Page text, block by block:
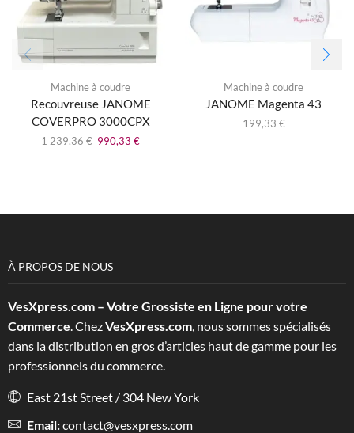
Machine à coudre
Recouvreuse JANOME
COVERPRO 3000CPX
1 239,36€ 990,33 €
Machine à coudre
JANOME Magenta 43
199,33 €
À PROPOS DE NOUS
VesXpress.com – Votre Grossiste en Ligne pour votre
Commerce. ChezVesXpress.com, nous sommes spécialisés
dans la distribution en gros d’articles haut de gamme pour les
professionnels du commerce.
East 21st Street / 304 New York
Email:contact@vesxpress.com